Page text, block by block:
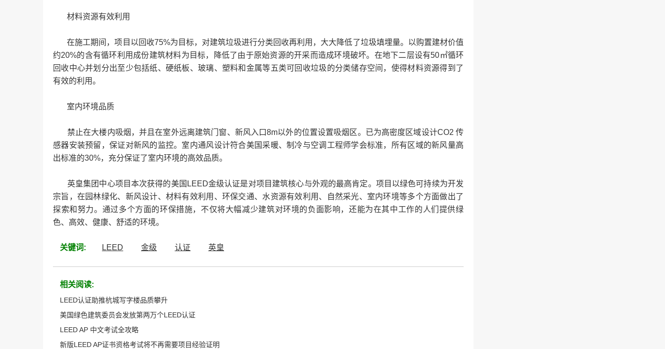
材料资源有效利用
在施工期间，项目以回收75%为目标，对建筑垃圾进行分类回收再利用，大大降低了垃圾填埋量。以购置建材价值
约20%的含有循环利用成份建筑材料为目标，降低了由于原始资源的开采而造成环境破坏。在地下二层设有50㎡循环
回收中心并划分出至少包括纸、硬纸板、玻璃、塑料和金属等五类可回收垃圾的分类储存空间，使得材料资源得到了
有效的利用。
室内环境品质
禁止在大楼内吸烟，并且在室外远离建筑门窗、新风入口8m以外的位置设置吸烟区。已为高密度区域设计CO2 传
感器安装预留，保证对新风的监控。室内通风设计符合美国采暖、制冷与空调工程师学会标准，所有区域的新风量高
出标准的30%，充分保证了室内环境的高效品质。
英皇集团中心项目本次获得的美国LEED金级认证是对项目建筑核心与外观的最高肯定。项目以绿色可持续为开发
宗旨，在园林绿化、新风设计、材料有效利用、环保交通、水资源有效利用、自然采光、室内环境等多个方面做出了
探索和努力。通过多个方面的环保措施，不仅将大幅减少建筑对环境的负面影响，还能为在其中工作的人们提供绿
色、高效、健康、舒适的环境。
关键词: LEED 金级 认证 英皇
相关阅读:
LEED认证助推杭城写字楼品质攀升
美国绿色建筑委员会发放第两万个LEED认证
LEED AP 中文考试全攻略
新版LEED AP证书资格考试将不再需要项目经验证明